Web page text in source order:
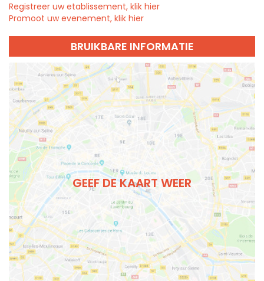
Registreer uw etablissement, klik hier
Promoot uw evenement, klik hier
BRUIKBARE INFORMATIE
GEEF DE KAART WEER